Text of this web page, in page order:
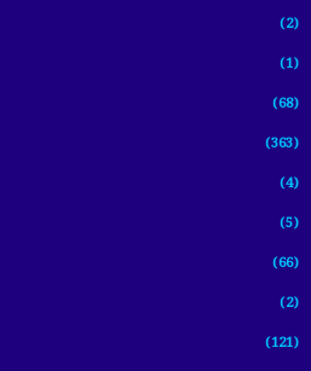
(2)
(1)
(68)
(363)
(4)
(5)
(66)
(2)
(121)